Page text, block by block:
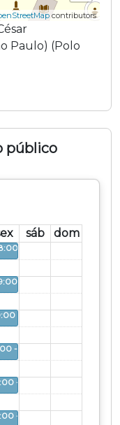
contributors
Paulo) (Polo
público
sáb dom